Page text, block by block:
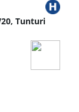
Tunturi